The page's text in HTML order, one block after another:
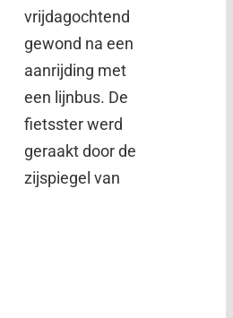
vrijdagochtend
gewond na een
aanrijding met
een lijnbus. De
fietsster werd
geraakt door de
zijspiegel van